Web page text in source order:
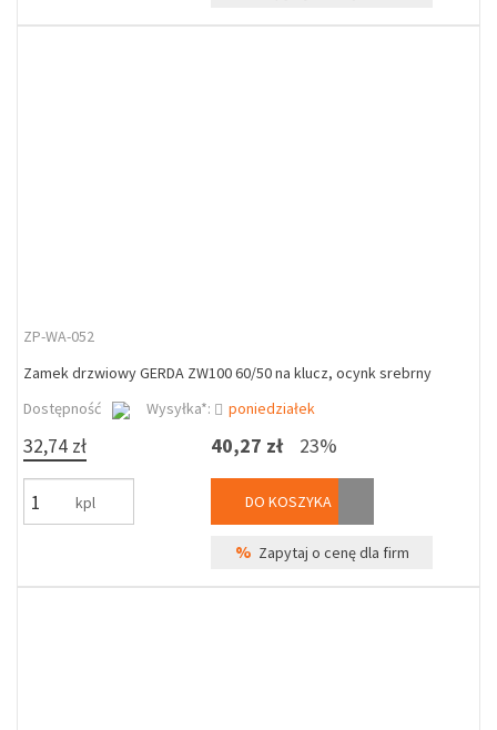
ZP-WA-052
Zamek drzwiowy GERDA ZW100 60/50 na klucz, ocynk srebrny
Dostępność
Wysyłka*: poniedziałek
32,74 zł
kpl
40,27 zł 23%
DO KOSZYKA
% Zapytaj o cenę dla firm